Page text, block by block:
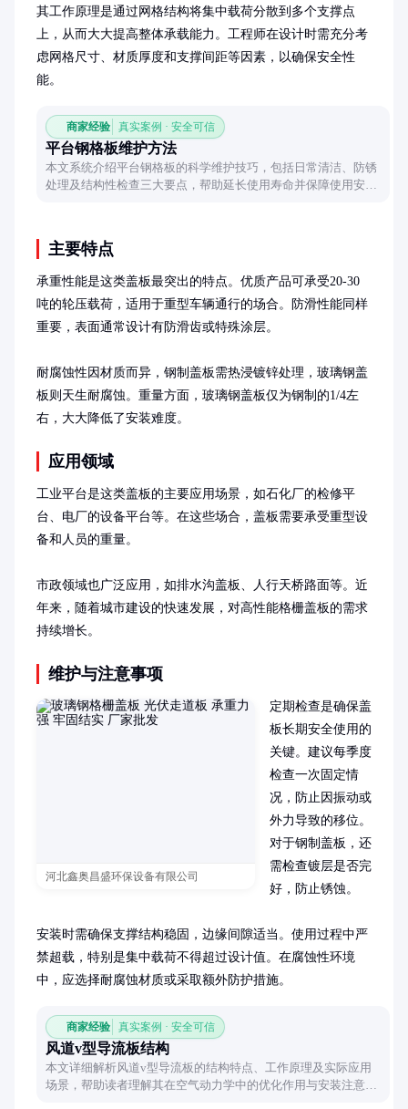
其工作原理是通过网格结构将集中载荷分散到多个支撑点
上，从而大大提高整体承载能力。工程师在设计时需充分考
虑网格尺寸、材质厚度和支撑间距等因素，以确保安全性
能。
商家经验 真实案例 · 安全可信
平台钢格板维护方法
本文系统介绍平台钢格板的科学维护技巧，包括日常清洁、防锈
处理及结构性检查三大要点，帮助延长使用寿命并保障使用安
主要特点
承重性能是这类盖板最突出的特点。优质产品可承受20-30
吨的轮压载荷，适用于重型车辆通行的场合。防滑性能同样
重要，表面通常设计有防滑齿或特殊涂层。
耐腐蚀性因材质而异，钢制盖板需热浸镀锌处理，玻璃钢盖
板则天生耐腐蚀。重量方面，玻璃钢盖板仅为钢制的1/4左
右，大大降低了安装难度。
应用领域
工业平台是这类盖板的主要应用场景，如石化厂的检修平
台、电厂的设备平台等。在这些场合，盖板需要承受重型设
备和人员的重量。
市政领域也广泛应用，如排水沟盖板、人行天桥路面等。近
年来，随着城市建设的快速发展，对高性能格栅盖板的需求
持续增长。
维护与注意事项
河北鑫奥昌盛环保设备有限公司
定期检查是确保盖
板长期安全使用的
关键。建议每季度
检查一次固定情
况，防止因振动或
外力导致的移位。
对于钢制盖板，还
需检查镀层是否完
好，防止锈蚀。
安装时需确保支撑结构稳固，边缘间隙适当。使用过程中严
禁超载，特别是集中载荷不得超过设计值。在腐蚀性环境
中，应选择耐腐蚀材质或采取额外防护措施。
商家经验 真实案例 · 安全可信
风道v型导流板结构
本文详细解析风道v型导流板的结构特点、工作原理及实际应用
场景，帮助读者理解其在空气动力学中的优化作用与安装注意事